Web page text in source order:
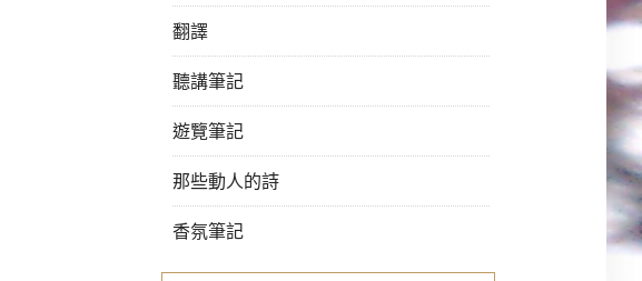
翻譯
聽講筆記
遊覽筆記
那些動人的詩
香氛筆記